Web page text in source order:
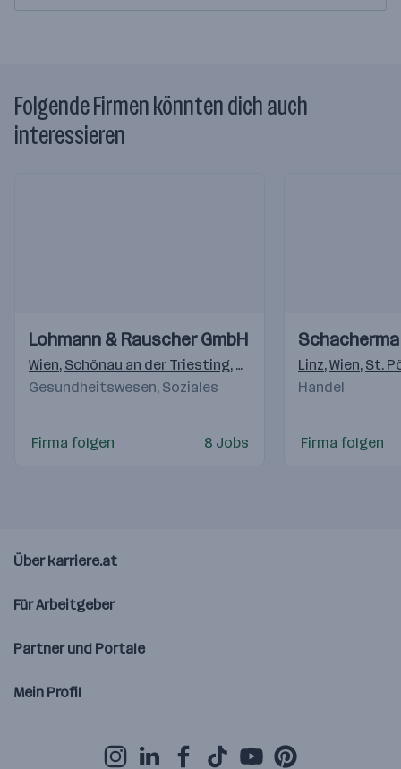
Folgende Firmen könnten dich auch
interessieren
Videos
Einblicke
Einblicke
Lohmann & Rauscher GmbH
Wien, Schönau an der Triesting, Graz
Gesundheitswesen, Soziales
Firma folgen 8 Jobs
Videos
Einblicke
Einblicke
Linz,Wien, St.
Handel
Firma folgen
Über karriere.at
Für Arbeitgeber
Partner und Portale
Mein Profil